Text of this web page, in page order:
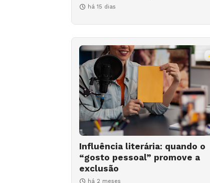
há 15 dias
Influência literária: quando o
“gosto pessoal” promove a
exclusão
há 2 meses